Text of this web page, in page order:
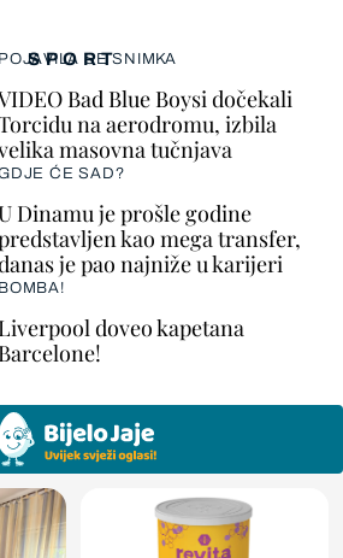
SPORT
POJAVILA SE SNIMKA
Bad Blue Boysi dočekali
na aerodromu, izbila
masovna tučnjava
ĆE SAD?
Dinamu je prošle godine
kao mega transfer,
je pao najniže u karijeri
BOMBA!
Liverpool doveo kapetana
Barcelone!